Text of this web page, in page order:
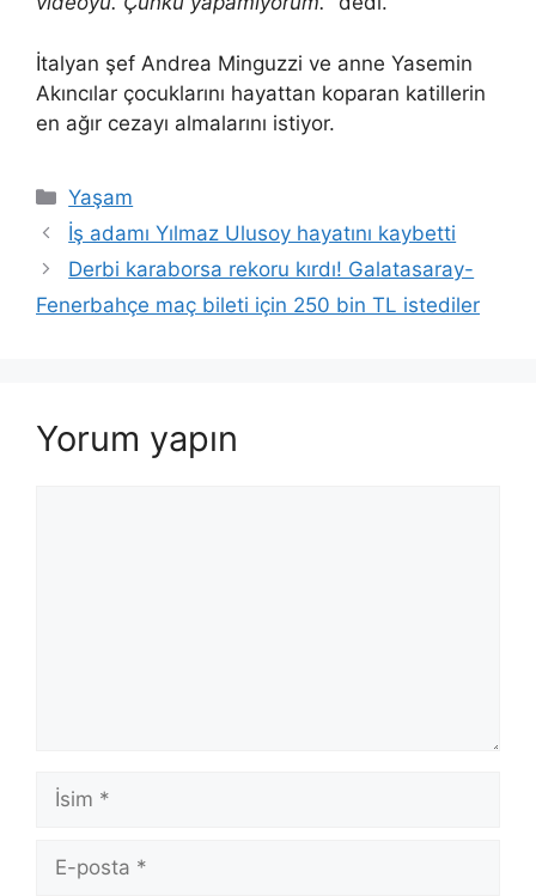
İtalyan şef Andrea Minguzzi ve anne Yasemin
Akıncılar çocuklarını hayattan koparan katillerin
en ağır cezayı almalarını istiyor.
Kategoriler
Yaşam
İş adamı Yılmaz Ulusoy hayatını kaybetti
Derbi karaborsa rekoru kırdı! Galatasaray-
Fenerbahçe maç bileti için 250 bin TL istediler
Yorum yapın
İsim
posta